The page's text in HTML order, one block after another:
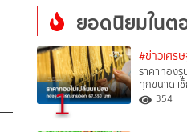
ยอดนิยมในต
1
#ข่าวเศร
ราคาทอง
ทุกขนาด เ
354